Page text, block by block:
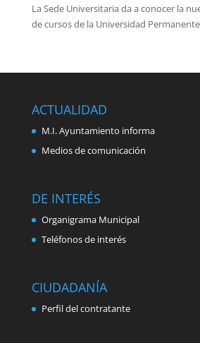
La Sede Universitaria da a conocer la
de cursos de la Universidad Permanente
ACTUALIDAD
M.I. Ayuntamiento informa
Medios de comunicación
DE INTERÉS
Organigrama Municipal
Teléfonos de interés
CIUDADANÍA
Perfil del contratante